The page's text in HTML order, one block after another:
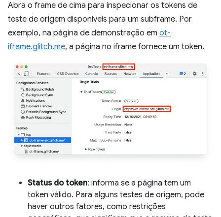
Abra o frame de cima para inspecionar os tokens de
teste de origem disponíveis para um subframe. Por
exemplo, na página de demonstração em ot-
iframe.glitch.me, a página no iframe fornece um token.
Status do token: informa se a página tem um
token válido. Para alguns testes de origem, pode
haver outros fatores, como restrições